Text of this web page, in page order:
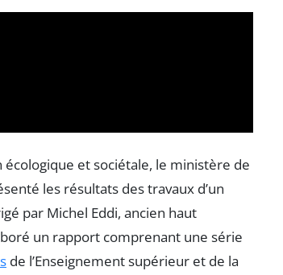
et sociétale, le ministère de
les résultats des travaux d’un
par Michel Eddi, ancien haut
un rapport comprenant une série
de l’Enseignement supérieur et de la